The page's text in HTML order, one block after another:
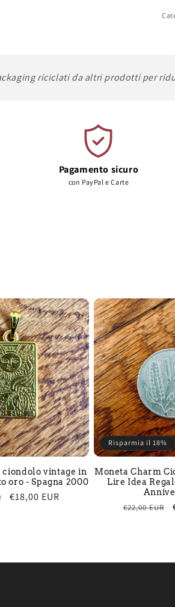
riciclati da altri prodotti per
Pagamento sicuro
con PayPal e Carte
vintage in
oro - Spagna 2000
Prezzo
€18,00 EUR
Risparmia il 18%
Moneta Charm
Lire Idea
Prezzo
€22,00 EUR